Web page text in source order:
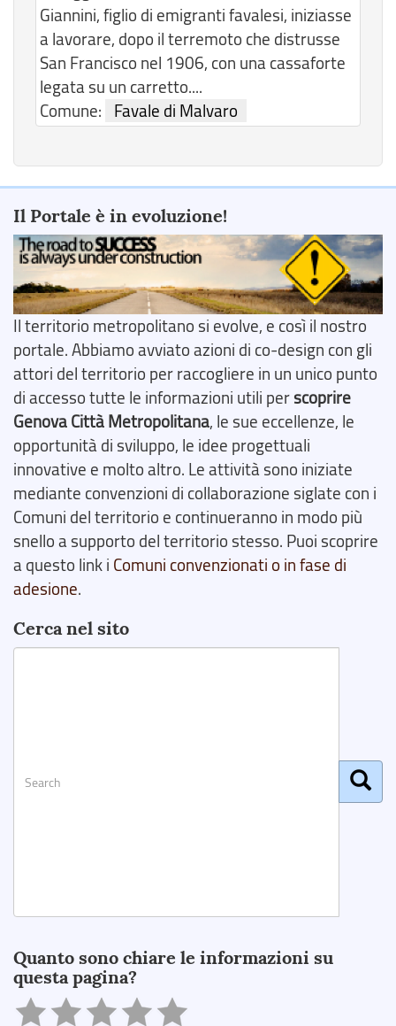
Giannini, figlio di emigranti favalesi, iniziasse
a lavorare, dopo il terremoto che distrusse
San Francisco nel 1906, con una cassaforte
legata su un carretto....
Comune:
Favale di Malvaro
Il Portale è in evoluzione!
Il territorio metropolitano si evolve, e così il nostro
portale. Abbiamo avviato azioni di co-design con gli
attori del territorio per raccogliere in un unico punto
di accesso tutte le informazioni utili perscoprire
Genova Città Metropolitana, le sue eccellenze, le
opportunità di sviluppo, le idee progettuali
innovative e molto altro. Le attività sono iniziate
mediante convenzioni di collaborazione siglate con i
Comuni del territorio e continueranno in modo più
snello a supporto del territorio stesso. Puoi scoprire
a questo link i Comuni convenzionati o in fase di
adesione.
Cerca nel sito
Quanto sono chiare le informazioni su
questa pagina?